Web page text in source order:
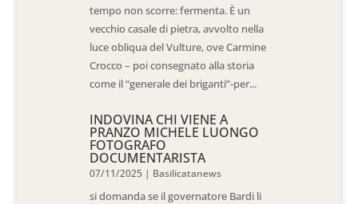
tempo non scorre: fermenta. È un
vecchio casale di pietra, avvolto nella
luce obliqua del Vulture, ove Carmine
Crocco – poi consegnato alla storia
come il “generale dei briganti”-per...
INDOVINA CHI VIENE A
PRANZO MICHELE LUONGO
FOTOGRAFO
DOCUMENTARISTA
07/11/2025 | Basilicatanews
si domanda se il governatore Bardi li